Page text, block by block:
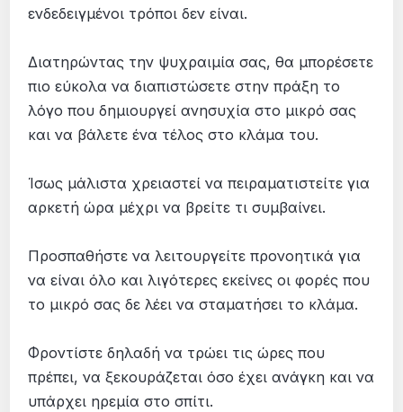
ενδεδειγμένοι τρόποι δεν είναι.
Διατηρώντας την ψυχραιμία σας, θα μπορέσετε
πιο εύκολα να διαπιστώσετε στην πράξη το
λόγο που δημιουργεί ανησυχία στο μικρό σας
και να βάλετε ένα τέλος στο κλάμα του.
Ίσως μάλιστα χρειαστεί να πειραματιστείτε για
αρκετή ώρα μέχρι να βρείτε τι συμβαίνει.
Προσπαθήστε να λειτουργείτε προνοητικά για
να είναι όλο και λιγότερες εκείνες οι φορές που
το μικρό σας δε λέει να σταματήσει το κλάμα.
Φροντίστε δηλαδή να τρώει τις ώρες που
πρέπει, να ξεκουράζεται όσο έχει ανάγκη και να
υπάρχει ηρεμία στο σπίτι.